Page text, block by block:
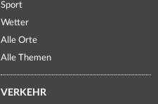
Sport
Wetter
Alle Orte
Alle Themen
VERKEHR